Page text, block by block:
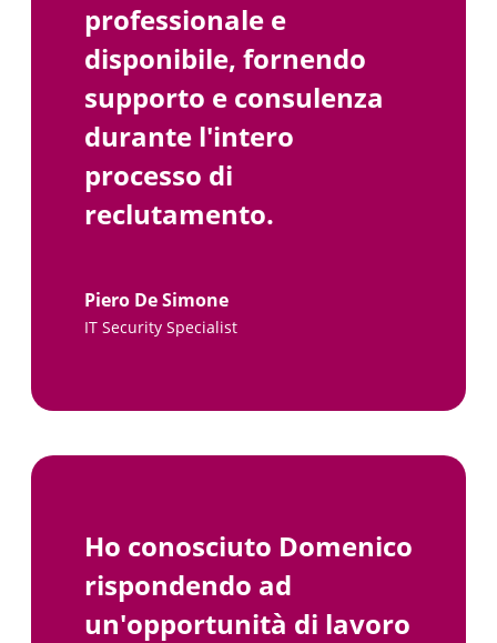
professionale e
disponibile, fornendo
supporto e consulenza
durante l'intero
processo di
reclutamento.
Piero De Simone
IT Security Specialist
Ho conosciuto Domenico
rispondendo ad
un'opportunità di lavoro